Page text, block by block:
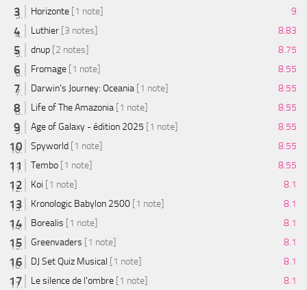
Horizonte [1 note]
9
Luthier [3 notes]
8.83
dnup [2 notes]
8.75
Fromage [1 note]
8.55
Darwin's Journey: Oceania [1 note]
8.55
Life of The Amazonia [1 note]
8.55
Age of Galaxy - édition 2025 [1 note]
8.55
Spyworld [1 note]
8.55
Tembo [1 note]
8.55
Koi [1 note]
8.1
Kronologic Babylon 2500 [1 note]
8.1
Borealis [1 note]
8.1
Greenvaders [1 note]
8.1
DJ Set Quiz Musical [1 note]
8.1
Le silence de l'ombre [1 note] 8.1